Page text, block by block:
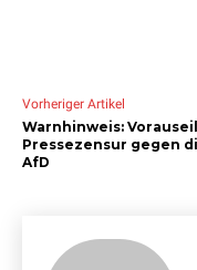
Vorheriger Artikel
Warnhinweis:
Pressezensur gegen
AfD